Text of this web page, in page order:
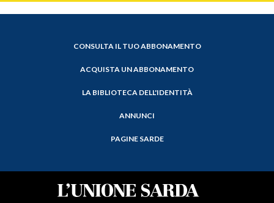
CONSULTA IL TUO ABBONAMENTO
ACQUISTA UN ABBONAMENTO
LA BIBLIOTECA DELL'IDENTITÀ
ANNUNCI
PAGINE SARDE